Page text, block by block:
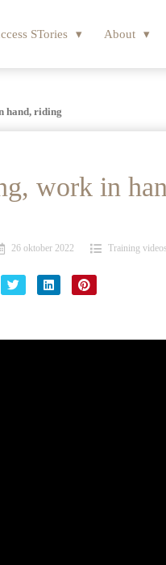
STories About
hand, riding
work in
26 oktober 2022 Training videos